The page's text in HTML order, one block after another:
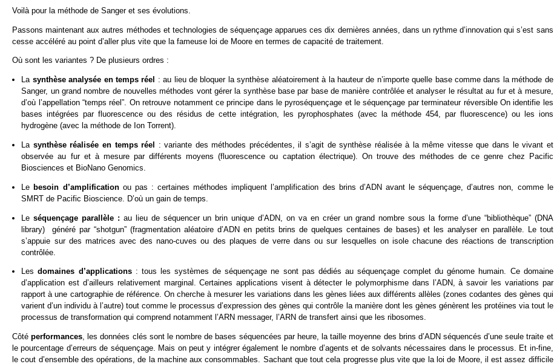
Voilà pour la méthode de Sanger et ses évolutions.
Passons maintenant aux autres méthodes et technologies de séquençage apparues ces dix dernières années, dans un rythme d’innovation qui s’est sans
cesse accéléré au point d’aller plus vite que la fameuse loi de Moore en termes de capacité de traitement.
Où sont les variantes ? De plusieurs ordres :
La synthèse analysée en temps réel
: au lieu de bloquer la synthèse aléatoirement à la hauteur de n’importe quelle base comme dans la méthode de
Sanger, un grand nombre de nouvelles méthodes vont gérer la synthèse base par base de manière contrôlée et analyser le résultat au fur et à mesure,
d’où l’appellation “temps réel”. On retrouve notamment ce principe dans le pyroséquençage et le séquençage par terminateur réversible On identifie les
bases intégrées par fluorescence ou des résidus de cette intégration, les pyrophosphates (avec la méthode 454, par fluorescence) ou les ions
hydrogène (avec la méthode de Ion Torrent).
La synthèse réalisée en temps réel : variante des méthodes précédentes, il s’agit de synthèse réalisée à la même vitesse que dans le vivant et
observée au fur et à mesure par différents moyens (fluorescence ou captation électrique). On trouve des méthodes de ce genre chez Pacific
Biosciences et BioNano Genomics.
Le besoin d’amplification ou pas : certaines méthodes impliquent l’amplification des brins d’ADN avant le séquençage, d’autres non, comme le
SMRT de Pacific Bioscience. D’où un gain de temps.
Leséquençage parallèle : au lieu de séquencer un brin unique d’ADN, on va en créer un grand nombre sous la forme d’une “bibliothèque” (DNA
library) généré par “shotgun” (fragmentation aléatoire d’ADN en petits brins de quelques centaines de bases) et les analyser en parallèle. Le tout
s’appuie sur des matrices avec des nano-cuves ou des plaques de verre dans ou sur lesquelles on isole chacune des réactions de transcription
contrôlée.
Lesdomaines d’applications: tous les systèmes de séquençage ne sont pas dédiés au séquençage complet du génome humain. Ce domaine
d’application est d’ailleurs relativement marginal. Certaines applications visent à détecter le polymorphisme dans l’ADN, à savoir les variations par
rapport à une cartographie de référence. On cherche à mesurer les variations dans les gènes liées aux différents allèles (zones codantes des gènes qui
varient d’un individu à l’autre) tout comme le processus d’expression des gènes qui contrôle la manière dont les gènes génèrent les protéines via tout le
processus de transformation qui comprend notamment l’ARN messager, l’ARN de transfert ainsi que les ribosomes.
Côtéperformances, les données clés sont le nombre de bases séquencées par heure, la taille moyenne des brins d’ADN séquencés d’une seule traite et
le pourcentage d’erreurs de séquençage. Mais on peut y intégrer également le nombre d’agents et de solvants nécessaires dans le processus. Et in-fine,
le cout d’ensemble des opérations, de la machine aux consommables. Sachant que tout cela progresse plus vite que la loi de Moore, il est assez difficile